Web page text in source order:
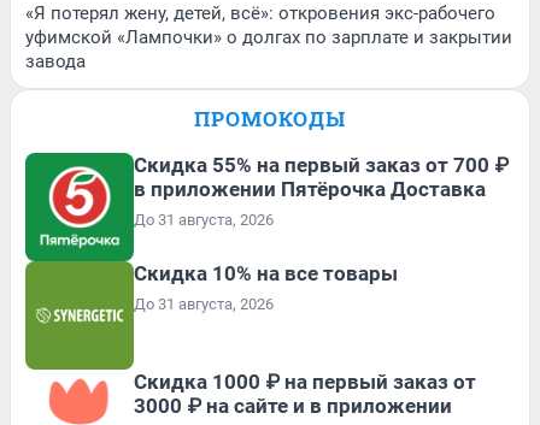
«Я потерял жену, детей, всё»: откровения экс-рабочего
уфимской «Лампочки» о долгах по зарплате и закрытии
завода
ПРОМОКОДЫ
Скидка 55% на первый заказ от 700 ₽
в приложении Пятёрочка Доставка
До 31 августа, 2026
Скидка 10% на все товары
До 31 августа, 2026
Скидка 1000 ₽ на первый заказ от
3000 ₽ на сайте и в приложении